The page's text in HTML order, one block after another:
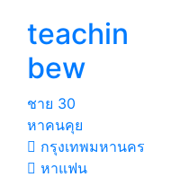
teachin
bew
ชาย 30
หาคนคุย
กรุงเทพมหานคร
หาแฟน